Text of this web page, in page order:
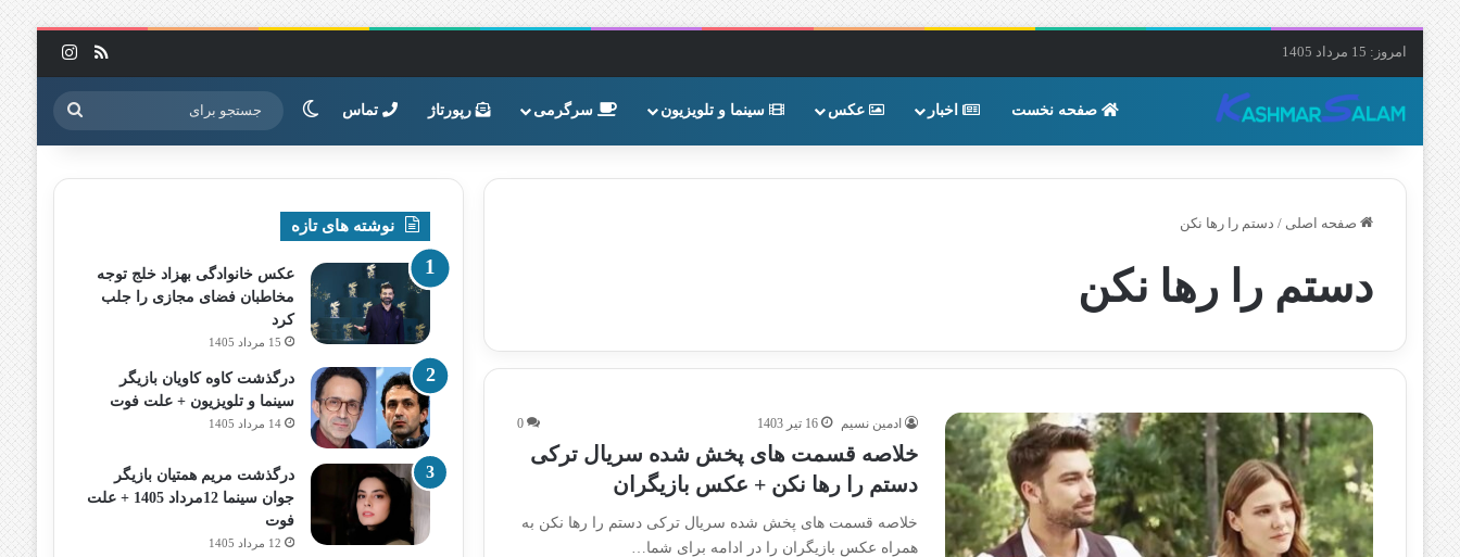
امروز: 15 مرداد 1405 خوراک
صفحه نخست اخبار عکس سینما و تلویزیون سرگرمی رپورتاژ تماس تغییر پوسته جستجو
برای
صفحه اصلی / دستم را رها نکن
دستم را رها نکن
ادمین نسیم 16 تیر 1403 0
خلاصه قسمت های پخش شده سریال ترکی
دستم را رها نکن + عکس بازیگران
خلاصه قسمت های پخش شده سریال ترکی دستم را رها نکن به
همراه عکس بازیگران را در ادامه برای شما…
نوشته های تازه
عکس خانوادگی بهزاد خلج توجه
مخاطبان فضای مجازی را جلب
کرد
15 مرداد 1405
درگذشت کاوه کاویان بازیگر
سینما و تلویزیون + علت فوت
14 مرداد 1405
درگذشت مریم همتیان بازیگر
جوان سینما 12مرداد 1405 + علت
فوت
12 مرداد 1405